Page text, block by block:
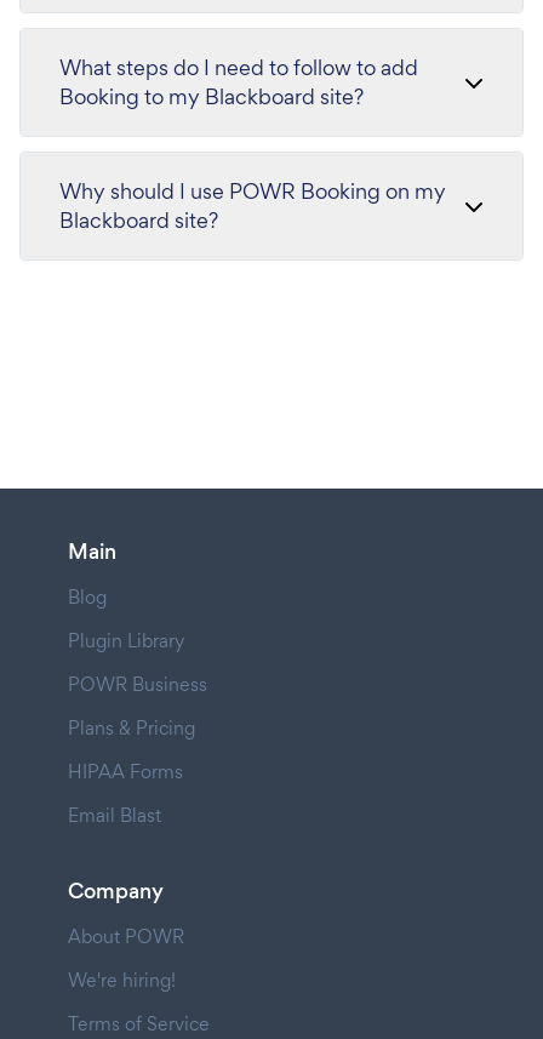
What steps do I need to follow to add
Booking to my Blackboard site?
Why should I use POWR Booking on my
Blackboard site?
Main
Blog
Plugin Library
POWR Business
Plans & Pricing
HIPAA Forms
Email Blast
Company
About POWR
We're hiring!
Terms of Service